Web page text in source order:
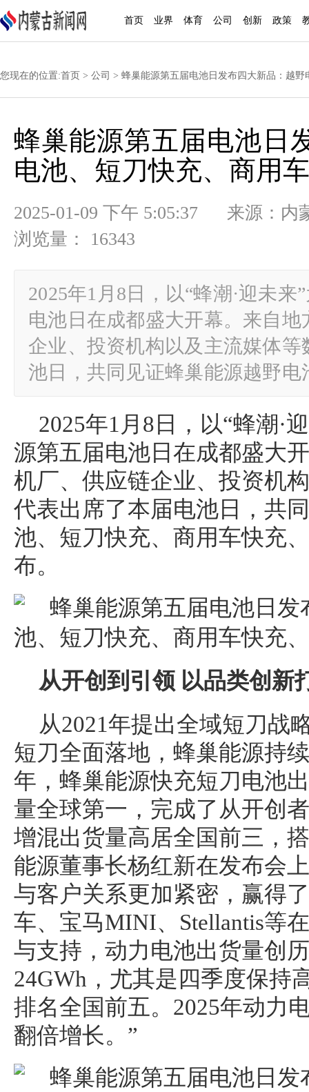
首页 业界 体育 公司 创新 政策
您现在的位置:首页 > 公司 > 蜂巢能源第五届电池日发布四大新品：越
蜂巢能源第五届电池日
电池、短刀快充、商用
2025-01-09 下午 5:05:37 来源：
浏览量： 16343
2025年1月8日，以“蜂潮·迎未
电池日在成都盛大开幕。来自
企业、投资机构以及主流媒体
池日，共同见证蜂巢能源越野
2025年1月8日，以“蜂潮·
源第五届电池日在成都盛大
机厂、供应链企业、投资机
代表出席了本届电池日，共
池、短刀快充、商用车快充
布。
从开创到引领 以品类创新
从2021年提出全域短刀战
短刀全面落地，蜂巢能源持
年，蜂巢能源快充短刀电池
量全球第一，完成了从开创
增混出货量高居全国前三，
能源董事长杨红新在发布会
与客户关系更加紧密，赢得
车、宝马MINI、Stellantis等
与支持，动力电池出货量创
24GWh，尤其是四季度保持
排名全国前五。2025年动力
翻倍增长。”